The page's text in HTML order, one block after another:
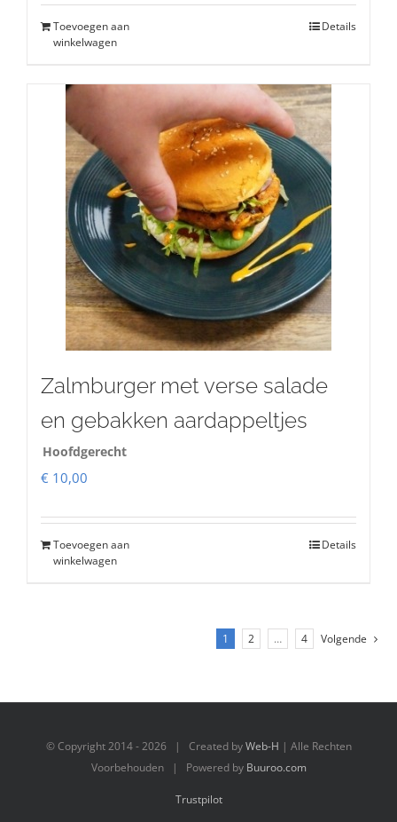
Toevoegen aan
winkelwagen
Details
Zalmburger met verse salade
en gebakken aardappeltjes
Hoofdgerecht
€ 10,00
Toevoegen aan
winkelwagen
Details
1 2 … 4 Volgende
© Copyright 2014 -2026 | Created byWeb-H | Alle Rechten
Voorbehouden | Powered by Buuroo.com
Trustpilot